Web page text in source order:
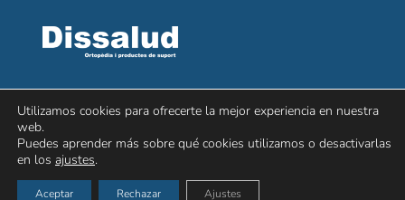
Passeig de Ronda, 144 – 25008 LLeida
973 04 45 27
Utilizamos cookies para ofrecerte la mejor experiencia en nuestra
web.
Puedes aprender más sobre qué cookies utilizamos o desactivarlas
en los ajustes.
Aceptar Rechazar Ajustes